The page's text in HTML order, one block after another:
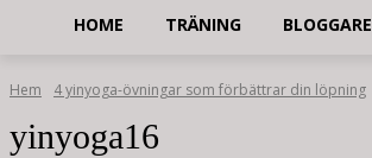
HOME TRÄNING BLOGGARE
Hem 4 yinyoga-övningar som förbättrar din löpning
yinyoga16